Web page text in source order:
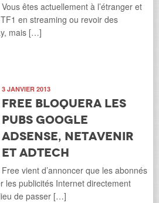
Vous êtes actuellement à l’étranger et
en streaming ou revoir des
mais […]
3 JANVIER 2013
Free bloquera les
pubs Google
Adsense, NetAvenir
et AdTech
Free vient d’annoncer que les abonnés
les publicités Internet directement
de passer […]